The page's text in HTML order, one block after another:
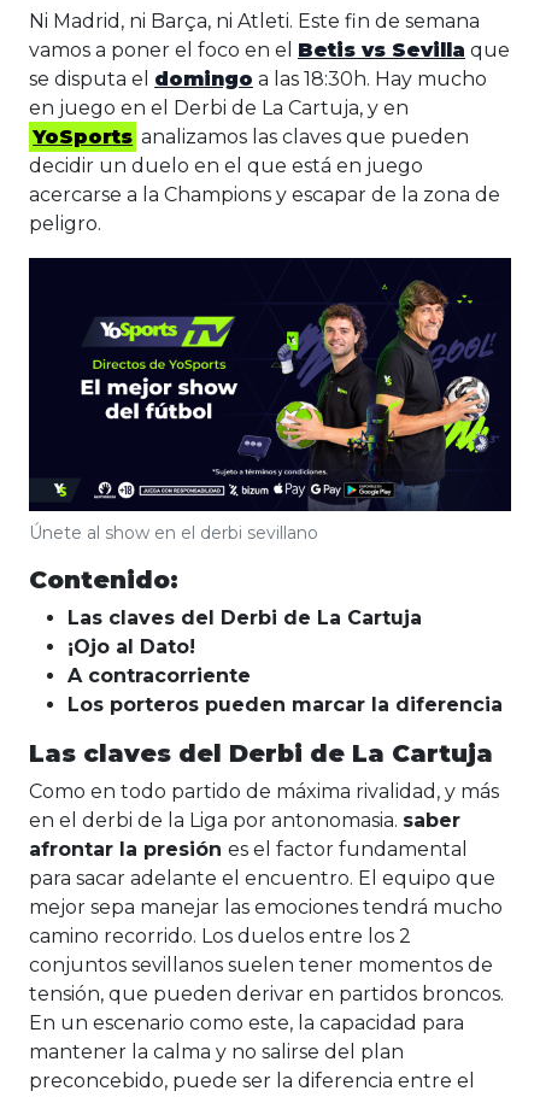
Ni Madrid, ni Barça, ni Atleti. Este fin de semana
vamos a poner el foco en el Betis vs Sevilla que
se disputa el domingo a las 18:30h. Hay mucho
en juego en el Derbi de La Cartuja, y en
YoSports analizamos las claves que pueden
decidir un duelo en el que está en juego
acercarse a la Champions y escapar de la zona de
peligro.
Únete al show en el derbi sevillano
Contenido:
Las claves del Derbi de La Cartuja
¡Ojo al Dato!
A contracorriente
Los porteros pueden marcar la diferencia
Las claves del Derbi de La Cartuja
Como en todo partido de máxima rivalidad, y más
en el derbi de la Liga por antonomasia. saber
afrontar la presión es el factor fundamental
para sacar adelante el encuentro. El equipo que
mejor sepa manejar las emociones tendrá mucho
camino recorrido. Los duelos entre los 2
conjuntos sevillanos suelen tener momentos de
tensión, que pueden derivar en partidos broncos.
En un escenario como este, la capacidad para
mantener la calma y no salirse del plan
preconcebido, puede ser la diferencia entre el